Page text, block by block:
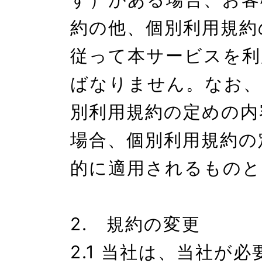
約の他、個別利用規
従って本サービスを
ばなりません。なお
別利用規約の定めの
場合、個別利用規約
的に適用されるもの
2.　規約の変更
2.1 当社は、当社が必